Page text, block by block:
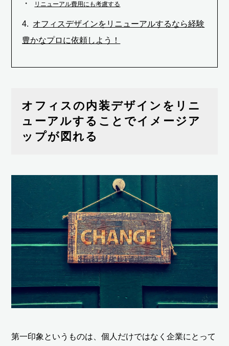
リニューアル費用にも考慮する
オフィスデザインをリニューアルするなら経験
豊かなプロに依頼しよう！
オフィスの内装デザインをリニ
ューアルすることでイメージア
ップが図れる
第一印象というものは、個人だけではなく企業にとって